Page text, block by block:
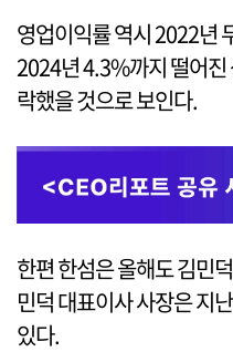
영업이익률 역시 2022년
2024년 4.3%까지 떨어진
락했을 것으로 보인다.
한편 한섬은 올해도 김민
민덕 대표이사 사장은 지
있다.